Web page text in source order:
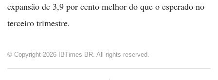
expansão de 3,9 por cento melhor do que o esperado no
terceiro trimestre.
© Copyright 2026 IBTimes BR. All rights reserved.